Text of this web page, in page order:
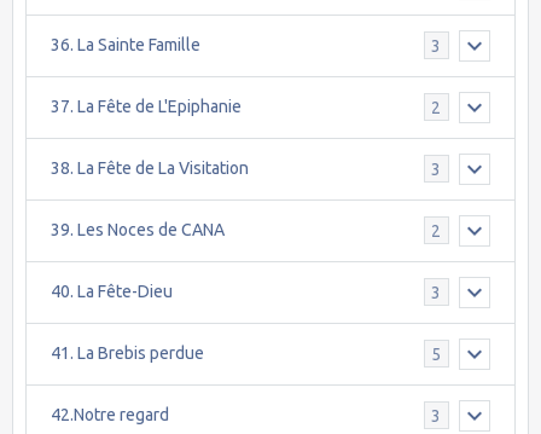
36. La Sainte Famille 3
37. La Fête de L'Epiphanie 2
38. La Fête de La Visitation 3
39. Les Noces de CANA 2
40. La Fête-Dieu 3
41. La Brebis perdue 5
42.Notre regard 3